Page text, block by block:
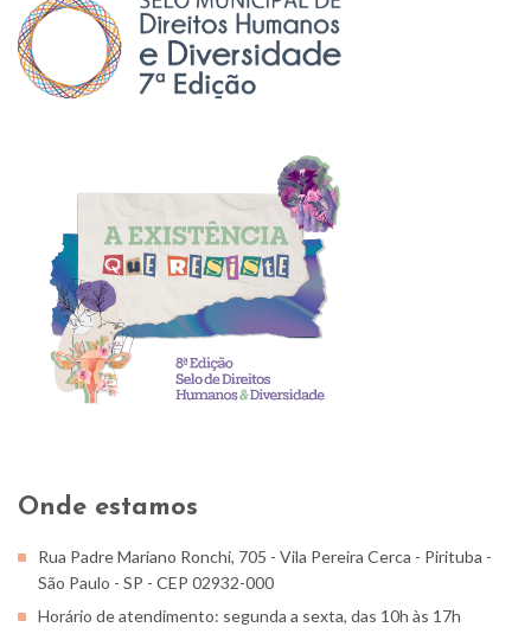
Onde estamos
Rua Padre Mariano Ronchi, 705 - Vila Pereira Cerca - Pirituba -
São Paulo - SP - CEP 02932-000
Horário de atendimento: segunda a sexta, das 10h às 17h